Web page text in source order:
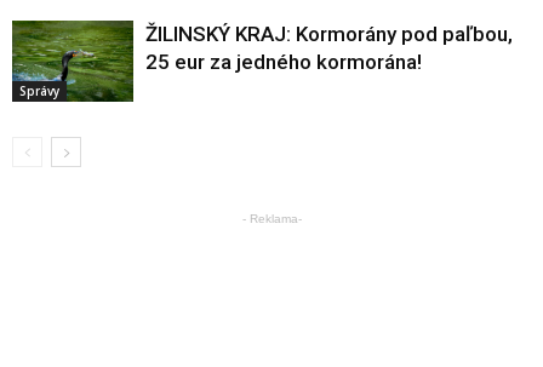
Správy
ŽILINSKÝ KRAJ: Kormorány pod paľbou,
25 eur za jedného kormorána!
- Reklama-